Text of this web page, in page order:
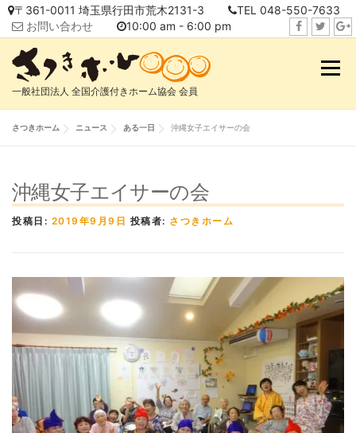
コ
テ
ス
〒361-0011 埼玉県行田市荒木2131-3
TEL 048-550-7633
お問い合わせ
10:00 am - 6:00 pm
w
i
一般社団法人 全国介護付きホーム協会 会員
メニュ
さつきホーム ニュース ある一日 沖縄女子エイサーの会
沖縄女子エイサーの会
投稿日: 2019年9月9日 投稿者: さつきホーム